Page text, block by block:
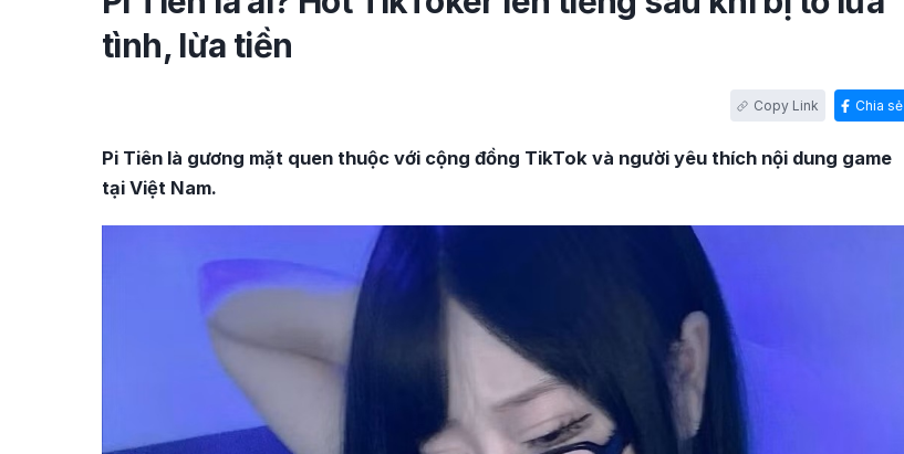
tình, lừa tiền
Chia sẻ
Pi Tiên là gương mặt quen thuộc với cộng đồng TikTok và người yêu thích nội dung game
tại Việt Nam.